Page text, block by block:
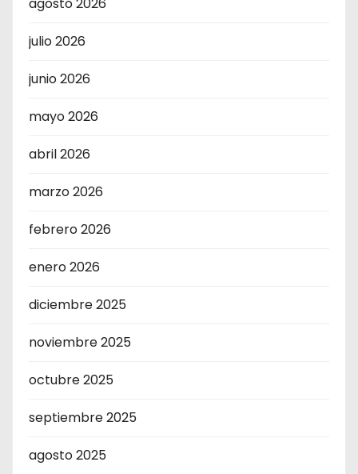
agosto 2026
julio 2026
junio 2026
mayo 2026
abril 2026
marzo 2026
febrero 2026
enero 2026
diciembre 2025
noviembre 2025
octubre 2025
septiembre 2025
agosto 2025